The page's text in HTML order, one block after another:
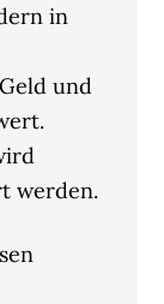
in
und
werden.